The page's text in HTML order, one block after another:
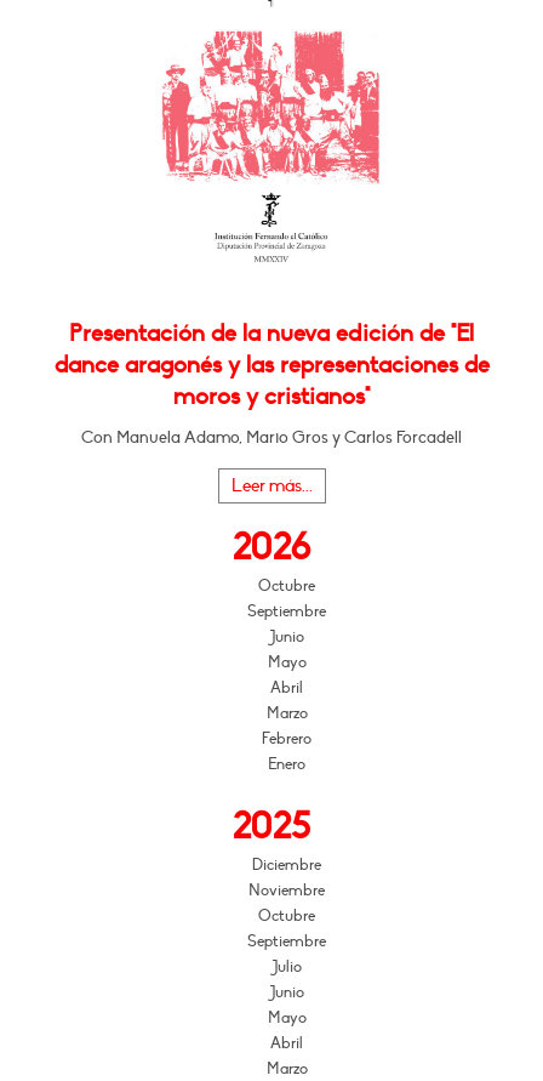
Presentación de la nueva edición de "El
dance aragonés y las representaciones de
moros y cristianos"
Con Manuela Adamo, Mario Gros y Carlos Forcadell
Leer más...
2026
Octubre
Septiembre
Junio
Mayo
Abril
Marzo
Febrero
Enero
2025
Diciembre
Noviembre
Octubre
Septiembre
Julio
Junio
Mayo
Abril
Marzo